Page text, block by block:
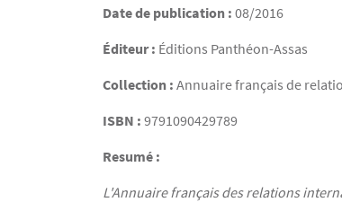
Date de publication : 08/2016
Éditeur : Éditions Panthéon-Assas
Collection : Annuaire français de
ISBN : 9791090429789
Resumé :
L'Annuaire français des relations